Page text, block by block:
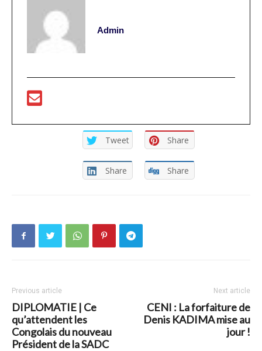
Admin
Tweet Share
Share Share
Previous article
DIPLOMATIE | Ce
qu’attendent les
Congolais du nouveau
Président de la SADC
Next article
CENI : La forfaiture de
Denis KADIMA mise au
jour !